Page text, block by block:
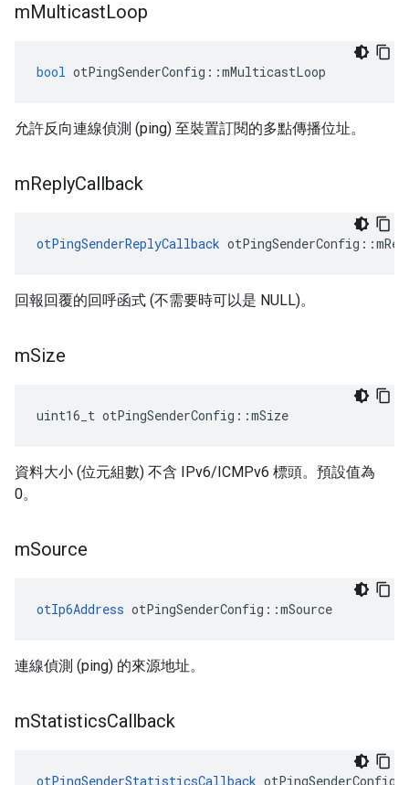
mMulticastLoop
bool otPingSenderConfig ::mMulticastLoop
允許反向連線偵測 (ping) 至裝置訂閱的多點傳播位址。
mReplyCallback
otPingSenderReplyCallback otPingSenderConfig ::
回報回覆的回呼函式 (不需要時可以是 NULL)。
mSize
uint16_t otPingSenderConfig ::mSize
資料大小 (位元組數) 不含 IPv6/ICMPv6 標頭。預設值為
0。
mSource
otIp6Address otPingSenderConfig ::mSource
連線偵測 (ping) 的來源地址。
mStatisticsCallback
otPingSenderStatisticsCallback otPingSenderConfig